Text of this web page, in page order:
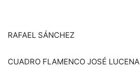
RAFAEL SÁNCHEZ
CUADRO FLAMENCO JOSÉ LUCENA